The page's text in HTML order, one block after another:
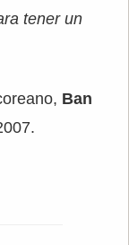
tener un
Ban